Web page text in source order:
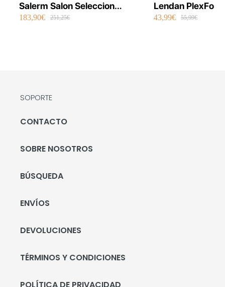
Salerm Salon Seleccion
Plancha Infrarrojos Therapy
183,90€ 251,25€
Lendan
Repair Shot
43,99€ 55,99€
SOPORTE
CONTACTO
SOBRE NOSOTROS
BÚSQUEDA
ENVÍOS
DEVOLUCIONES
TÉRMINOS Y CONDICIONES